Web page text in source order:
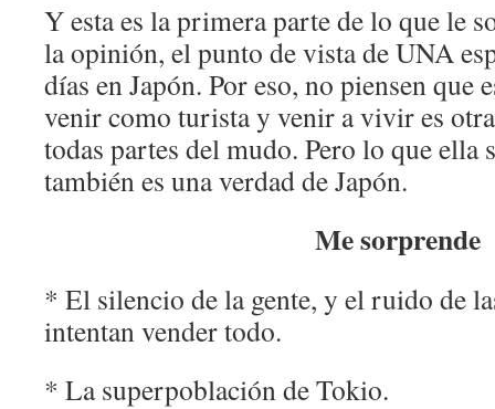
Y esta es la primera parte de lo que le
la opinión, el punto de vista de UNA
días en Japón. Por eso, no piensen que
venir como turista y venir a vivir es
todas partes del mudo. Pero lo que
también es una verdad de Japón.
Me sorprende
* El silencio de la gente, y el ruido de
intentan vender todo.
* La superpoblación de Tokio.